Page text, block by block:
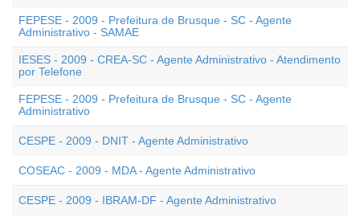
FEPESE - 2009 - Prefeitura de Brusque - SC - Agente
Administrativo - SAMAE
IESES - 2009 - CREA-SC - Agente Administrativo - Atendimento
por Telefone
FEPESE - 2009 - Prefeitura de Brusque - SC - Agente
Administrativo
CESPE - 2009 - DNIT - Agente Administrativo
COSEAC - 2009 - MDA - Agente Administrativo
CESPE - 2009 - IBRAM-DF - Agente Administrativo